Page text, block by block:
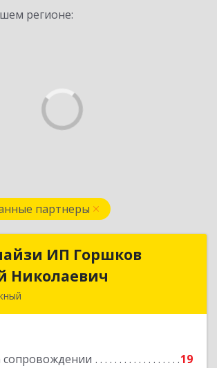
регионе:
партнеры
ИП Горшков
Николаевич
сопровождении
19
ИП Горшков
Дмитрий Николаевич
Подробнее